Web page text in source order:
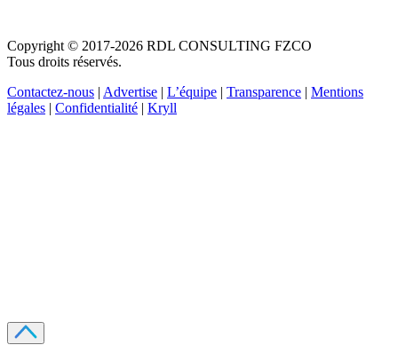
Copyright © 2017-2026 RDL CONSULTING FZCO
Tous droits réservés.
Contactez-nous | Advertise | L’équipe | Transparence | Mentions
légales | Confidentialité | Kryll